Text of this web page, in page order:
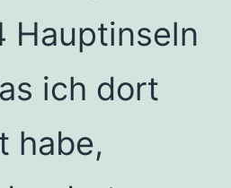
Hauptinseln
ich dort
habe,